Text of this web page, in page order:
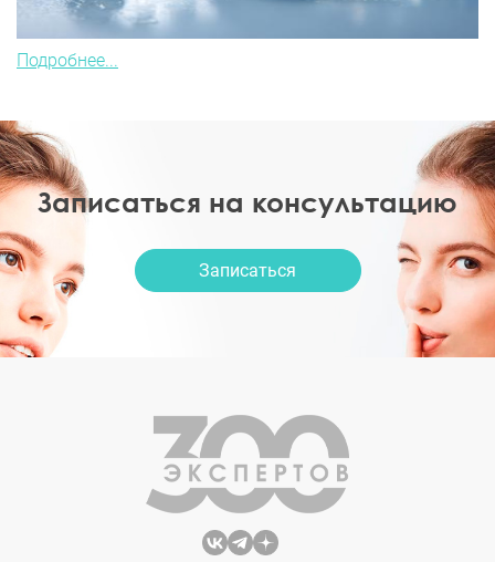
Подробнее...
Записаться на консультацию
Записаться